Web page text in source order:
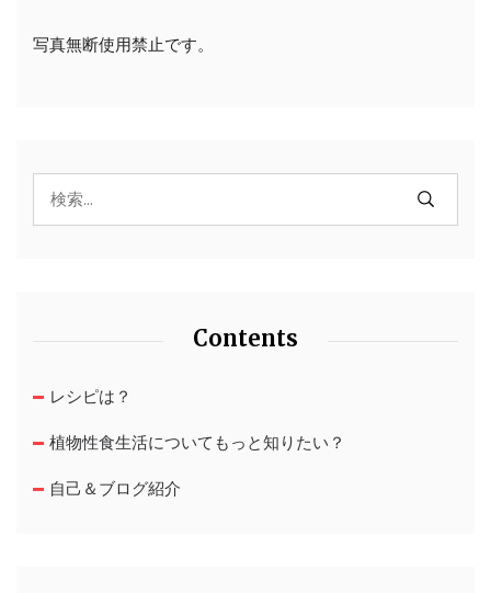
写真無断使用禁止です。
Contents
レシピは？
植物性食生活についてもっと知りたい？
自己＆ブログ紹介